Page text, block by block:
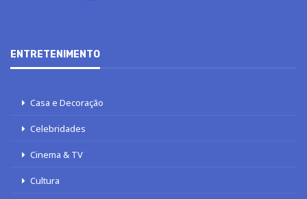
ENTRETENIMENTO
Casa e Decoração
Celebridades
Cinema & TV
Cultura